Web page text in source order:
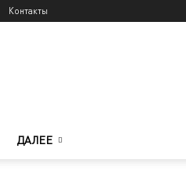
Контакты
ДАЛЕЕ